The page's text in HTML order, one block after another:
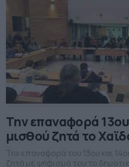
Την επαναφορά
μισθού ζητά το